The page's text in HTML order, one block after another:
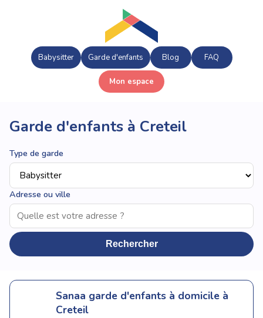
Babysitter Garde d'enfants Blog FAQ
Mon espace
Garde d'enfants à Creteil
Type de garde
Adresse ou ville
Rechercher
Sanaa garde d'enfants à domicile à
Creteil